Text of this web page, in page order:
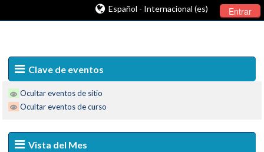
Entrar
Español - Internacional (es)
Clave de eventos
Ocultar eventos de sitio
Ocultar eventos de curso
Vista del Mes